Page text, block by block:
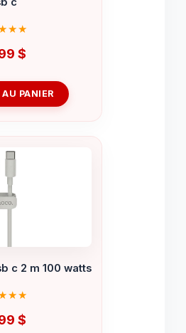
$
PANIER
c 2 m 100 watts
$